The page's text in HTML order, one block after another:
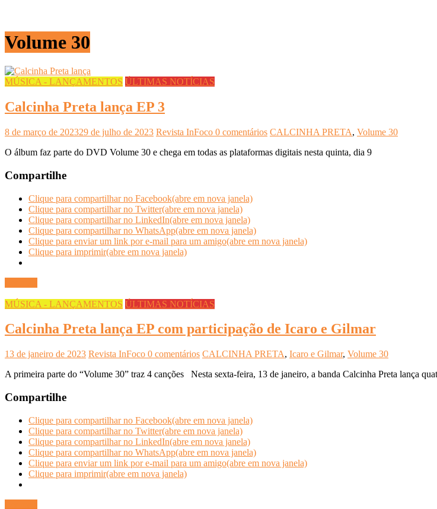
Volume 30
MÚSICA - LANÇAMENTOS ÚLTIMAS NOTÍCIAS
Calcinha Preta lança EP 3
8 de março de 202329 de julho de 2023 Revista InFoco 0 comentários CALCINHA PRETA, Volume 30
O álbum faz parte do DVD Volume 30 e chega em todas as plataformas digitais nesta quinta, dia 9
Compartilhe
Clique para compartilhar no Facebook(abre em nova janela)
Clique para compartilhar no Twitter(abre em nova janela)
Clique para compartilhar no LinkedIn(abre em nova janela)
Clique para compartilhar no WhatsApp(abre em nova janela)
Clique para enviar um link por e-mail para um amigo(abre em nova janela)
Clique para imprimir(abre em nova janela)
MÚSICA - LANÇAMENTOS ÚLTIMAS NOTÍCIAS
Calcinha Preta lança EP com participação de Icaro e Gilmar
13 de janeiro de 2023 Revista InFoco 0 comentários CALCINHA PRETA, Icaro e Gilmar, Volume 30
A primeira parte do “Volume 30” traz 4 canções Nesta sexta-feira, 13 de janeiro, a banda Calcinha Preta lança
Compartilhe
Clique para compartilhar no Facebook(abre em nova janela)
Clique para compartilhar no Twitter(abre em nova janela)
Clique para compartilhar no LinkedIn(abre em nova janela)
Clique para compartilhar no WhatsApp(abre em nova janela)
Clique para enviar um link por e-mail para um amigo(abre em nova janela)
Clique para imprimir(abre em nova janela)